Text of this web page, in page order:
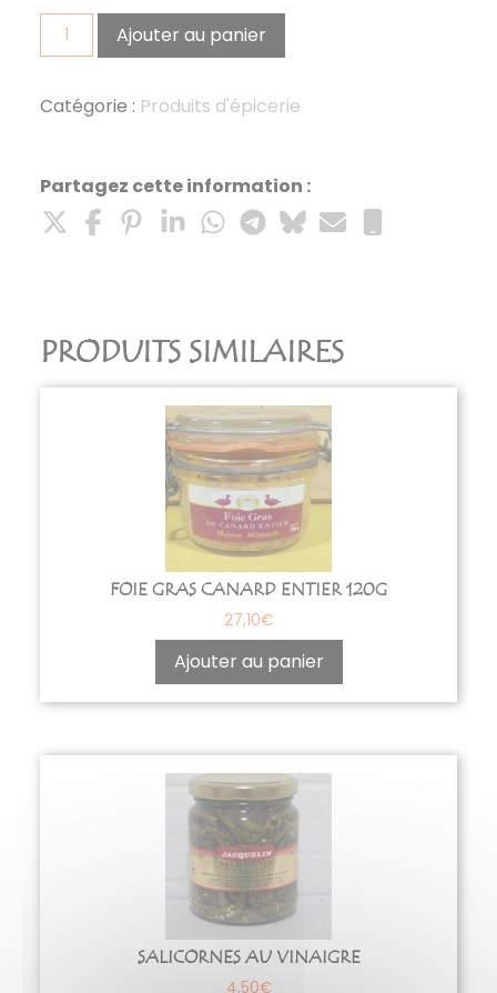
quantité
de
olive
Ajouter au panier
Catégorie : Produits d'épicerie
Partagez cette information :
PRODUITS SIMILAIRES
FOIE GRAS CANARD ENTIER 120G
27,10€
Ajouter au panier
SALICORNES AU VINAIGRE
4,50€